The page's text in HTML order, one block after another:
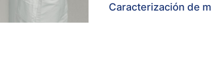
Caracterización de